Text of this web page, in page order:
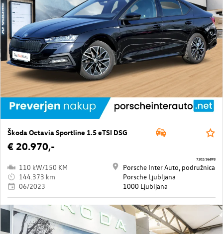
Škoda Octavia Sportline 1.5 eTSI DSG
€ 20.970,-
110 kW/150 KM
144.373 km
06/2023
Porsche Inter Auto, podružnica
Porsche Ljubljana
1000 Ljubljana
7102/36893